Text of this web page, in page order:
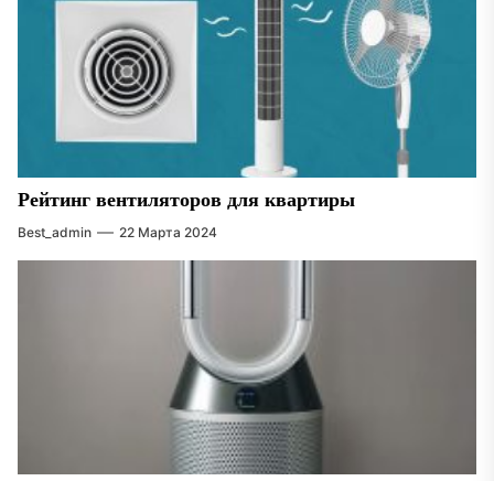
Рейтинг вентиляторов для квартиры
Best_admin 22 Марта 2024